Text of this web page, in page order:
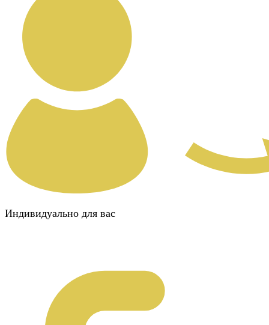
Индивидуально для вас